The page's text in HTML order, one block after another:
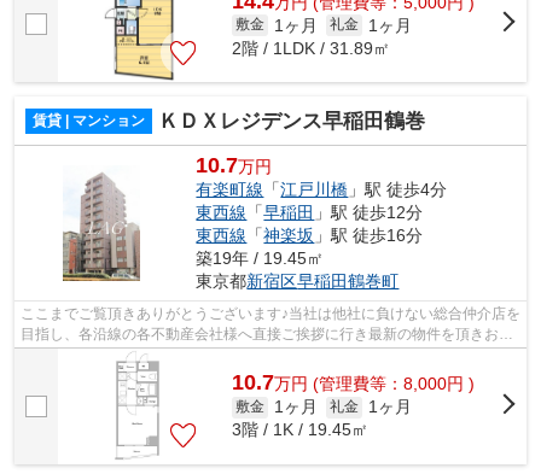
敷金 1ヶ月 礼金
1ヶ月
2階 / 1LDK / 31.89㎡
賃貸 | マンション ＫＤＸレジデンス早稲田鶴巻
10.7万円
有楽町線 「江戸川橋 」駅 徒歩4分
東西線 「早稲田 」駅 徒歩12分
東西線 「神楽坂 」駅 徒歩16分
築19年 / 19.45㎡
東京都新宿区早稲田鶴巻町
ここまでご覧頂きありがとうございます♪当社は他社に負けない総合仲介店を
目指し、各沿線の各不動産会社様へ直接ご挨拶に行き最新の物件を頂きお客
様へ提供しております！最新の情報は...
10.7万円 (管理費等：8,000円 )
敷金 1ヶ月 礼金
1ヶ月
3階 / 1K / 19.45㎡